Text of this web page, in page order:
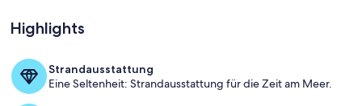
Liegewiese vor dem Ferienhaus
Highlights
Strandausstattung
Eine Seltenheit: Strandausstattung für die Zeit am Meer.